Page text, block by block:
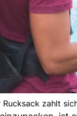
Rucksack zahlt